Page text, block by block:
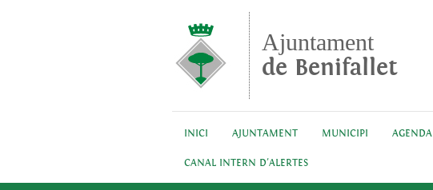
Ajuntament
de Benifallet
INICI AJUNTAMENT MUNICIPI AGENDA
CANAL INTERN D'ALERTES